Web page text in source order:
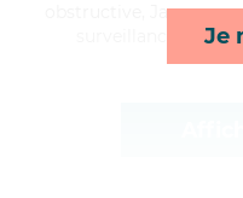
Je
obstructive, Jacques
surveillance de